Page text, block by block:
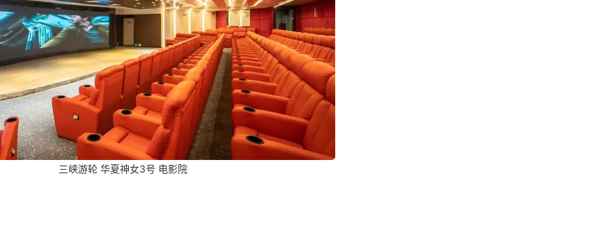
三峡游轮 华夏神女3号 电影院